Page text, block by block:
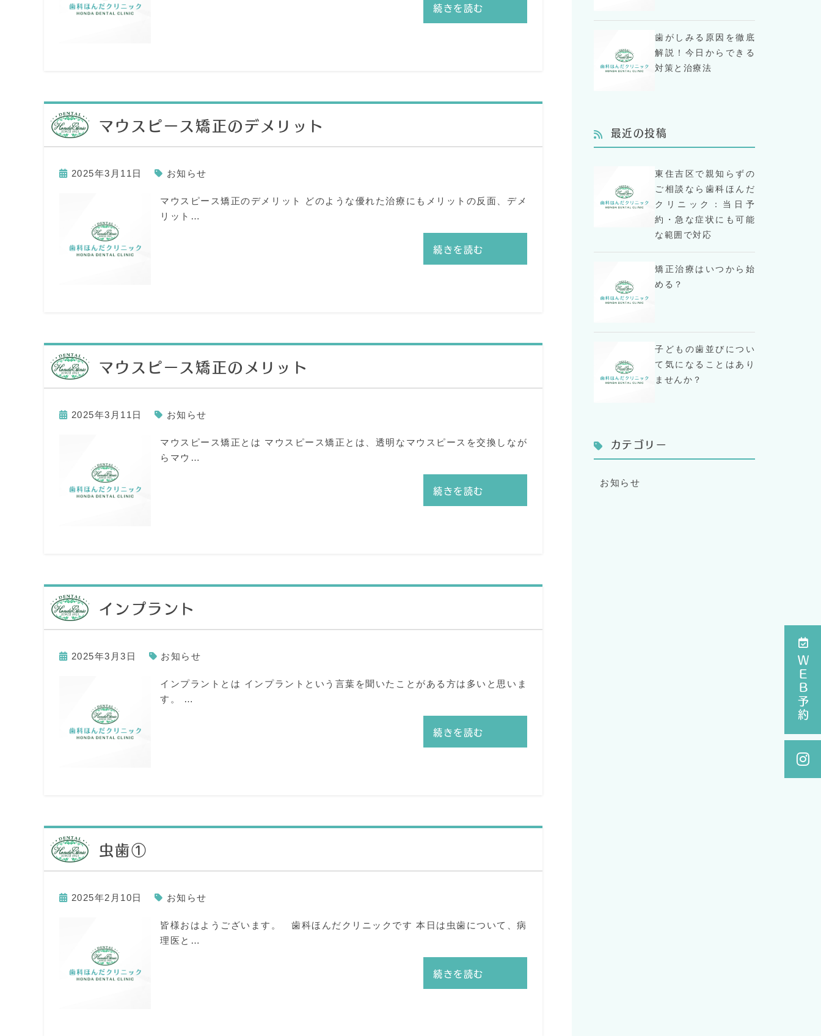
ＷＥＢ予約
続きを読む
マウスピース矯正のデメリット
2025年3月11日 お知らせ
マウスピース矯正のデメリット どのような優れた治療にもメリットの反面、デメ
リット…
続きを読む
マウスピース矯正のメリット
2025年3月11日 お知らせ
マウスピース矯正とは マウスピース矯正とは、透明なマウスピースを交換しなが
らマウ…
続きを読む
インプラント
2025年3月3日 お知らせ
インプラントとは インプラントという言葉を聞いたことがある方は多いと思いま
す。 …
続きを読む
虫歯①
2025年2月10日 お知らせ
皆様おはようございます。 歯科ほんだクリニックです 本日は虫歯について、病
理医と…
続きを読む
歯がしみる原因を徹底
解説！今日からできる
対策と治療法
最近の投稿
東住吉区で親知らずの
ご相談なら歯科ほんだ
クリニック：当日予
約・急な症状にも可能
な範囲で対応
矯正治療はいつから始
める？
子どもの歯並びについ
て気になることはあり
ませんか？
カテゴリー
お知らせ